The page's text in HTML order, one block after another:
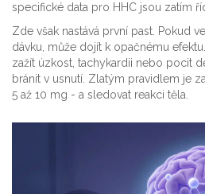
specifické data pro HHC jsou zatím
Zde však nastává první past. Pokud
dávku, může dojít k opačnému
zažít úzkost, tachykardii nebo pocit
bránit v usnutí. Zlatým pravidlem je
5 až 10 mg - a sledovat reakci těla.